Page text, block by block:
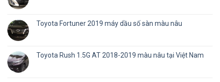
Toyota Fortuner 2019 máy dầu số sàn màu nâu
Toyota Rush 1.5G AT 2018-2019 màu nâu tại Việt Nam